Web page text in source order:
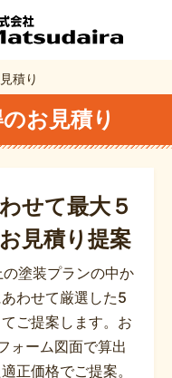
積り
お見積り
せて最大５
見積り提案
塗装プランの中か
わせて厳選した5
ご提案します。お
ォーム図面で算出
正価格でご提案。